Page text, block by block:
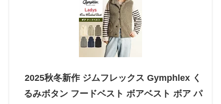
2025秋冬新作 ジムフレックス Gymphlex く
るみボタン フードベスト ボアベスト ボア パ